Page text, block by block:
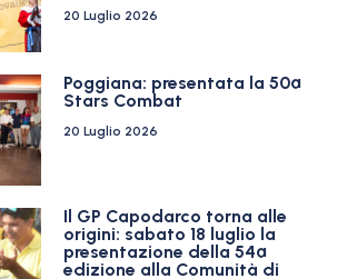
20 Luglio 2026
Poggiana: presentata la 50ª
Stars Combat
20 Luglio 2026
Il GP Capodarco torna alle
origini: sabato 18 luglio la
presentazione della 54ª
edizione alla Comunità di